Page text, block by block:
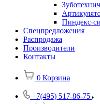
Пиндекс-
Спецпредложения
Распродажа
Производители
Контакты
0 Корзина
+7(495) 517-86-75